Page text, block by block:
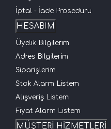
İptal - İade Prosedürü
HESABIM
Üyelik Bilgilerim
Adres Bilgilerim
Siparişlerim
Stok Alarm Listem
Alışveriş Listem
Fiyat Alarm Listem
MÜŞTERİ HİZMETLERİ